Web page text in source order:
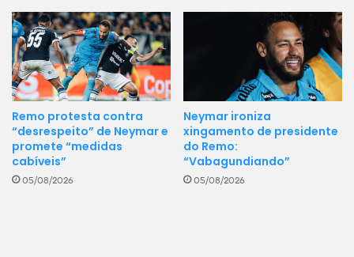
Remo protesta contra
“desrespeito” de Neymar e
promete “medidas
cabíveis”
05/08/2026
Neymar ironiza
xingamento de presidente
do Remo:
“Vabagundiando”
05/08/2026